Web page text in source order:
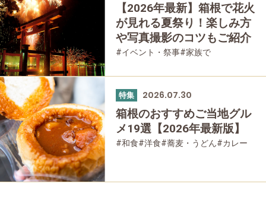
【2026年最新】箱根で花火
が見れる夏祭り！楽しみ方
や写真撮影のコツもご紹介
#イベント・祭事#家族で
特集 2026.07.30
箱根のおすすめご当地グル
メ19選【2026年最新版】
#和食#洋食#蕎麦・うどん#カレー